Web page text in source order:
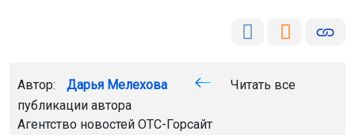
Автор: Дарья Мелехова
Читать все
публикации автора
Агентство новостей ОТС-Горсайт